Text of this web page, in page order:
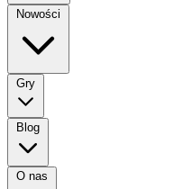
Nowości
Gry
Blog
O nas